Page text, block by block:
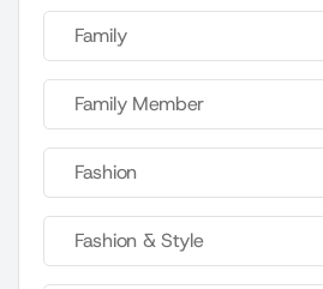
Family
Family Member
Fashion
Fashion & Style